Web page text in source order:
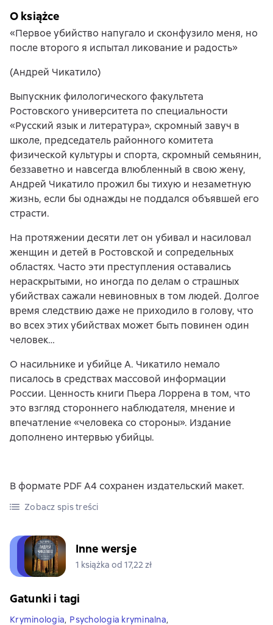
O książce
«Первое убийство напугало и сконфузило меня, но
после второго я испытал ликование и радость»
(Андрей Чикатило)
Выпускник филологического факультета
Ростовского университета по специальности
«Русский язык и литература», скромный завуч в
школе, председатель районного комитета
физической культуры и спорта, скромный семьянин,
беззаветно и навсегда влюбленный в свою жену,
Андрей Чикатило прожил бы тихую и незаметную
жизнь, если бы однажды не поддался объявшей его
страсти.
На протяжении десяти лет он убивал и насиловал
женщин и детей в Ростовской и сопредельных
областях. Часто эти преступления оставались
нераскрытыми, но иногда по делам о страшных
убийствах сажали невиновных в том людей. Долгое
время следствию даже не приходило в голову, что
во всех этих убийствах может быть повинен один
человек…
О насильнике и убийце А. Чикатило немало
писалось в средствах массовой информации
России. Ценность книги Пьера Лоррена в том, что
это взгляд стороннего наблюдателя, мнение и
впечатление «человека со стороны». Издание
дополнено интервью убийцы.
В формате PDF A4 сохранен издательский макет.
Zobacz spis treści
Inne wersje
1 książka od 17,22 zł
Gatunki i tagi
Kryminologia, Psychologia kryminalna,